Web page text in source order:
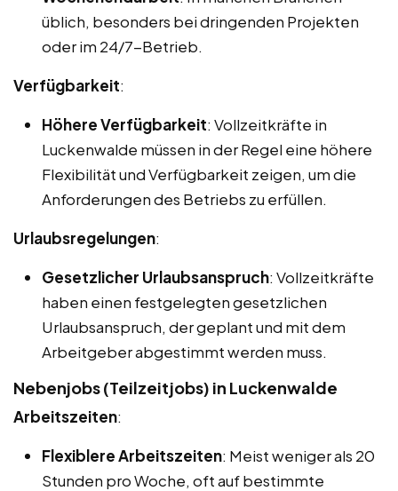
üblich, besonders bei dringenden Projekten
oder im 24/7-Betrieb.
Verfügbarkeit:
Höhere Verfügbarkeit: Vollzeitkräfte in
Luckenwalde müssen in der Regel eine höhere
Flexibilität und Verfügbarkeit zeigen, um die
Anforderungen des Betriebs zu erfüllen.
Urlaubsregelungen:
Gesetzlicher Urlaubsanspruch: Vollzeitkräfte
haben einen festgelegten gesetzlichen
Urlaubsanspruch, der geplant und mit dem
Arbeitgeber abgestimmt werden muss.
Nebenjobs (Teilzeitjobs) in Luckenwalde
Arbeitszeiten:
Flexiblere Arbeitszeiten: Meist weniger als 20
Stunden pro Woche, oft auf bestimmte